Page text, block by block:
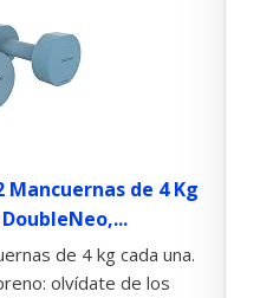
de 4 Kg
de 4 kg cada una.
olvídate de los